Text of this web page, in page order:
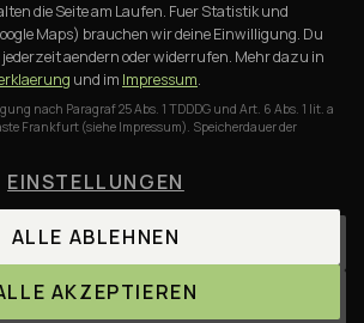
Catering-Themen
Frankfurt
die Seite am Laufen. Fuer Statistik und
Maps) brauchen wir deine Einwilligung. Du
aendern oder widerrufen. Mehr dazu in
und im Impressum.
nach Paragraf 25 Abs. 1 TDDDG und Art. 6 Abs. 1 lit. a
Frankfurt (siehe Impressum). Speicherdauer der
EINSTELLUNGEN
ALLE ABLEHNEN
AKZEPTIEREN